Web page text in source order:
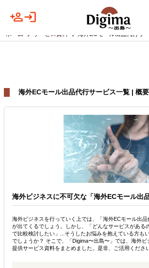
ホーム サービス資料 海外ECモール出品代行サ
海外ECモール出品代行サービス一覧 | 概要
海外ビジネスに不可欠な「海外ECモール出
海外ビジネスを行っていく上では、「海外ECモール出品
が出てくるでしょう。しかし、「どんなサービスがある
で比較検討したい」...そうしたお悩みを抱えている方も
でしょうか？ そこで、「Digima〜出島〜」では、海外
提供サービス資料をまとめました。是非、ご活用ください